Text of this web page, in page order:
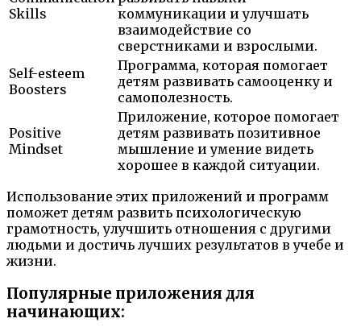
Skills
коммуникации и улучшать
взаимодействие со
сверстниками и взрослыми.
Self-esteem
Boosters
Программа, которая помогает
детям развивать самооценку и
самополезность.
Positive
Mindset
Приложение, которое помогает
детям развивать позитивное
мышление и умение видеть
хорошее в каждой ситуации.
Использование этих приложений и программ
поможет детям развить психологическую
грамотность, улучшить отношения с другими
людьми и достичь лучших результатов в учебе и
жизни.
Популярные приложения для
начинающих: